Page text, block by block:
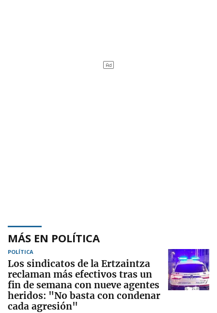
MÁS EN POLÍTICA
POLÍTICA
Los sindicatos de la Ertzaintza
reclaman más efectivos tras un
fin de semana con nueve agentes
heridos: "No basta con condenar
cada agresión"